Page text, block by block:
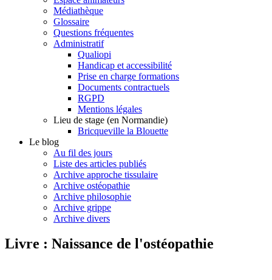
Médiathèque
Glossaire
Questions fréquentes
Administratif
Qualiopi
Handicap et accessibilité
Prise en charge formations
Documents contractuels
RGPD
Mentions légales
Lieu de stage (en Normandie)
Bricqueville la Blouette
Le blog
Au fil des jours
Liste des articles publiés
Archive approche tissulaire
Archive ostéopathie
Archive philosophie
Archive grippe
Archive divers
Livre : Naissance de l'ostéopathie